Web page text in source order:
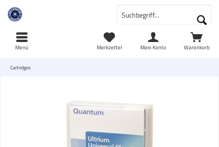
Warenkorb
Merkzettel Mein Konto
Menü
Cartridges